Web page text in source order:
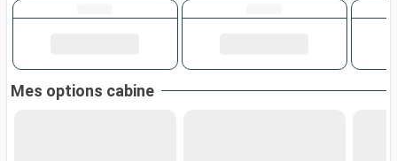
Mes options cabine